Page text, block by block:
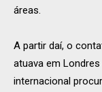
áreas.
A partir daí, o
atuava em
internacional